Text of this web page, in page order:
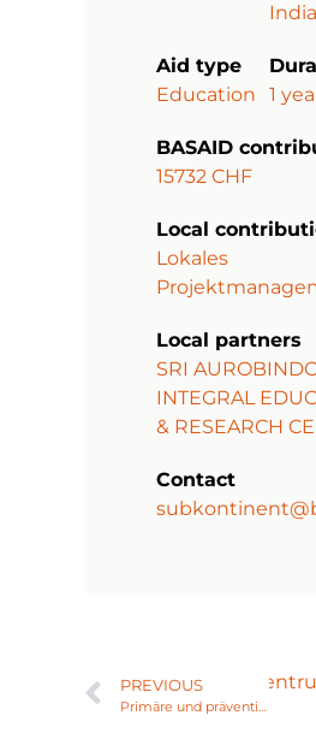
India
Aid type
Education
1
BASAID
15732 CHF
Local
Lokales
Local partners
SRI
INTEGRAL
& RESEARCH
Contact
PREVIOUS
Primäre und präventive medizinische Versorgung, Ecuador